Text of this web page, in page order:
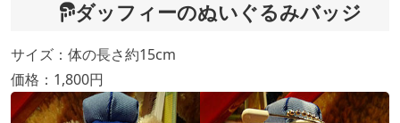
ダッフィーのぬいぐるみバッジ
サイズ：体の長さ約15cm
価格：1,800円